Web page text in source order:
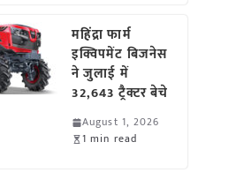
महिंद्रा फार्म
इक्विपमेंट बिजनेस
ने जुलाई में
32,643 ट्रैक्टर बेचे
August 1, 2026
1 min read